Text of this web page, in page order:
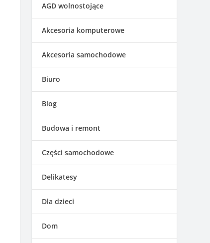
AGD wolnostojące
Akcesoria komputerowe
Akcesoria samochodowe
Biuro
Blog
Budowa i remont
Części samochodowe
Delikatesy
Dla dzieci
Dom